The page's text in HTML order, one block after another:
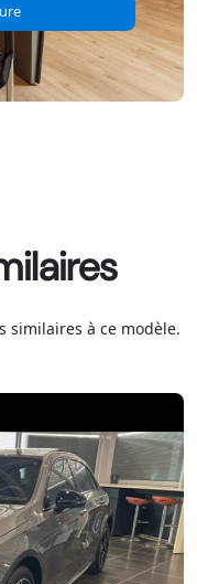
similaires à ce modèle.